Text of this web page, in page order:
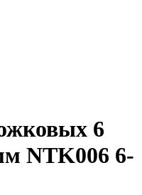
6
NTK006 6-